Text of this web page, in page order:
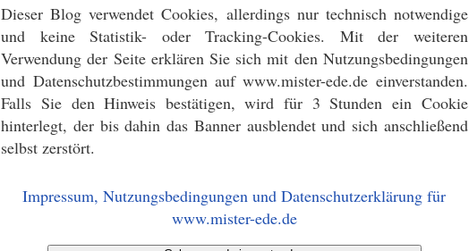
Dieser Blog verwendet Cookies, allerdings nur technisch notwendige
und keine Statistik- oder Tracking-Cookies. Mit der weiteren
Verwendung der Seite erklären Sie sich mit den Nutzungsbedingungen
und Datenschutzbestimmungen auf www.mister-ede.de einverstanden.
Falls Sie den Hinweis bestätigen, wird für 3 Stunden ein Cookie
hinterlegt, der bis dahin das Banner ausblendet und sich anschließend
selbst zerstört.
Impressum, Nutzungsbedingungen und Datenschutzerklärung für
www.mister-ede.de